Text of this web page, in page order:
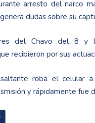
arresto del narco
dudas sobre su
del Chavo del 8 y
recibieron por sus
roba el celular
y rápidamente fue
Salah supera récord de